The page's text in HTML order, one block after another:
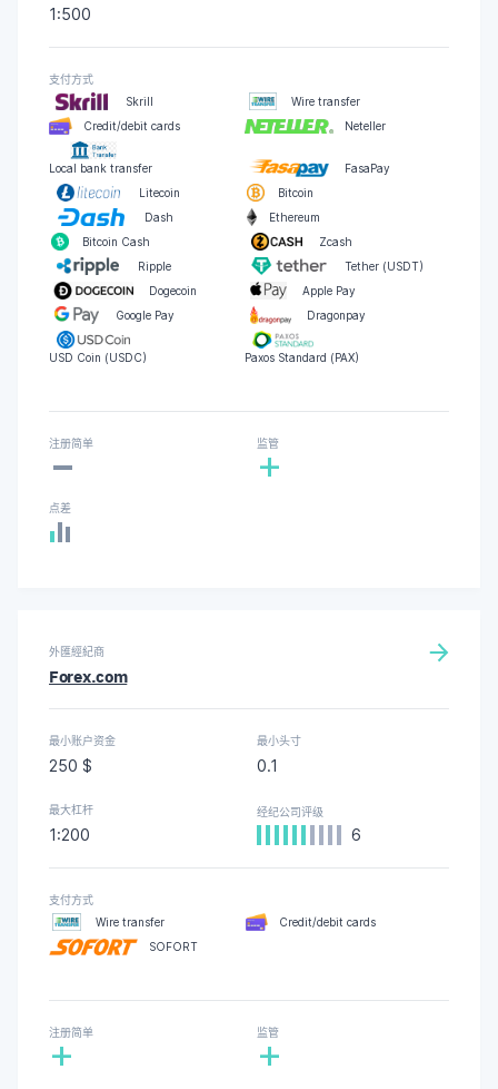
1:500
支付方式
Skrill
Wire transfer
Credit/debit cards
Neteller
Local bank transfer
FasaPay
Litecoin
Bitcoin
Dash
Ethereum
Bitcoin Cash
Zcash
Ripple
Tether (USDT)
Dogecoin
Apple Pay
Google Pay
Dragonpay
USD Coin (USDC) Paxos Standard (PAX)
注册简单
- 监管
+
点差
外匯經紀商
Forex.com
最小账户资金
250 $
最小头寸
0.1
最大杠杆
1:200
经纪公司评级
6
支付方式
Wire transfer
Credit/debit cards
SOFORT
注册简单
+ 监管
+